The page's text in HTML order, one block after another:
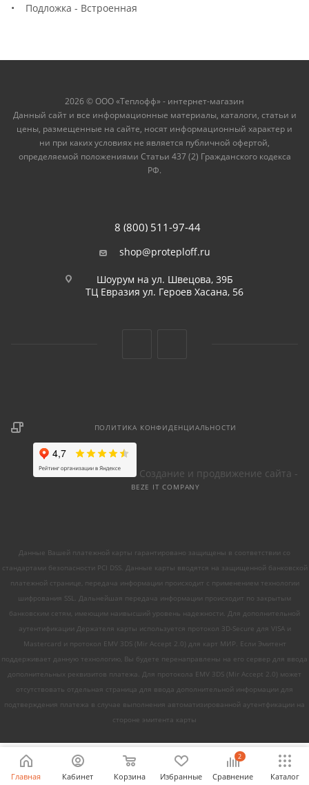
• Подложка - Встроенная
2026 © ООО «Теплофф» - интернет-магазин
Данный сайт и все информационные материалы, каталоги, статьи и
цены, размещенные на сайте, носят информационный характер и
ни при каких условиях не является публичной офертой,
определяемой положениями Статьи 437 (2) Гражданского кодекса
РФ.
8 (800) 511-97-44
shop@proteploff.ru
Шоурум на ул. Швецова, 39Б
ТЦ Евразия ул. Героев Хасана, 56
ПОЛИТИКА КОНФИДЕНЦИАЛЬНОСТИ
Создание и продвижение сайта -
BEZE IT COMPANY
Данные Вашей платежной карты гарантировано защищены в соответствии со
стандартами безопасности PCI DSS. Данные карты вводятся на защищенной банковской
платежной странице, передача информации происходит с применением технологии
шифрования SSL. Дальнейшая передача информации происходит по закрытым
банковским сетям, имеющим наивысший уровень надежности. Для дополнительной
аутентификации Держателя карты используется протокол 3D-Secure для VISA и
Mastercard и протокол EMV 3DS (Mir Accept 2.0) для карт МИР. Если Эмитент
поддерживает данную технологию, Вы будете перенаправлены на его сервер для ввода
дополнительных реквизитов платежа. Для протокола EMV 3DS (Mir Accept 2.0) может
отсутствовать отдельная страница для ввода дополнительной информации для
подтверждения платежа в случае выполнения автоматизированной аутентфикации на
стороне эмитента карты
Главная Кабинет Корзина Избранные
2
Сравнение Каталог